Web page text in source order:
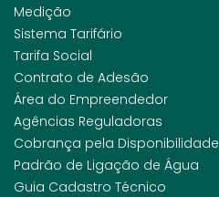
Medição
Sistema Tarifário
Tarifa Social
Contrato de Adesão
Área do Empreendedor
Agências Reguladoras
Cobrança pela Disponibilidade
Padrão de Ligação de Água
Guia Cadastro Técnico